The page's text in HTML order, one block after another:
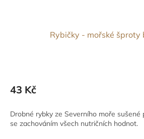
Rybičky - mořské šproty
43 Kč
Drobné rybky ze Severního moře
se zachováním všech nutričních hodnot.